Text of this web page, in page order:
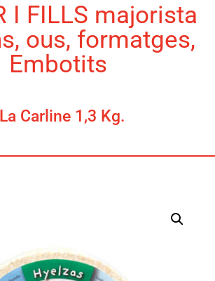
I FILLS majorista
ous, formatges,
Embotits
Carline 1,3 Kg.